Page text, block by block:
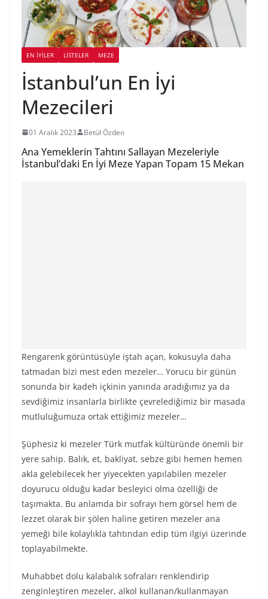
EN İYILER LİSTELER MEZE
İstanbul’un En İyi
Mezecileri
01 Aralık 2023 Betül Özden
Ana Yemeklerin Tahtını Sallayan Mezeleriyle
İstanbul’daki En İyi Meze Yapan Topam 15 Mekan
Rengarenk görüntüsüyle iştah açan, kokusuyla daha
tatmadan bizi mest eden mezeler… Yorucu bir günün
sonunda bir kadeh içkinin yanında aradığımız ya da
sevdiğimiz insanlarla birlikte çevrelediğimiz bir masada
mutluluğumuza ortak ettiğimiz mezeler…
Şüphesiz ki mezeler Türk mutfak kültüründe önemli bir
yere sahip. Balık, et, bakliyat, sebze gibi hemen hemen
akla gelebilecek her yiyecekten yapılabilen mezeler
doyurucu olduğu kadar besleyici olma özelliği de
taşımakta. Bu anlamda bir sofrayı hem görsel hem de
lezzet olarak bir şölen haline getiren mezeler ana
yemeği bile kolaylıkla tahtından edip tüm ilgiyi üzerinde
toplayabilmekte.
Muhabbet dolu kalabalık sofraları renklendirip
zenginleştiren mezeler, alkol kullanan/kullanmayan